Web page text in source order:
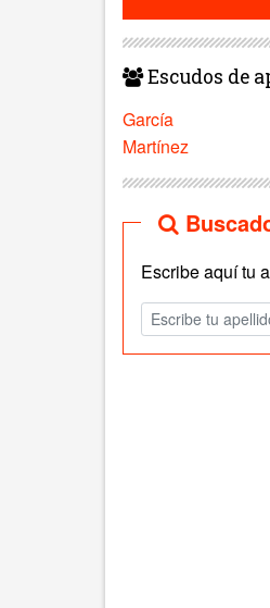
Escudos de
García
Martínez
Escribe aquí tu